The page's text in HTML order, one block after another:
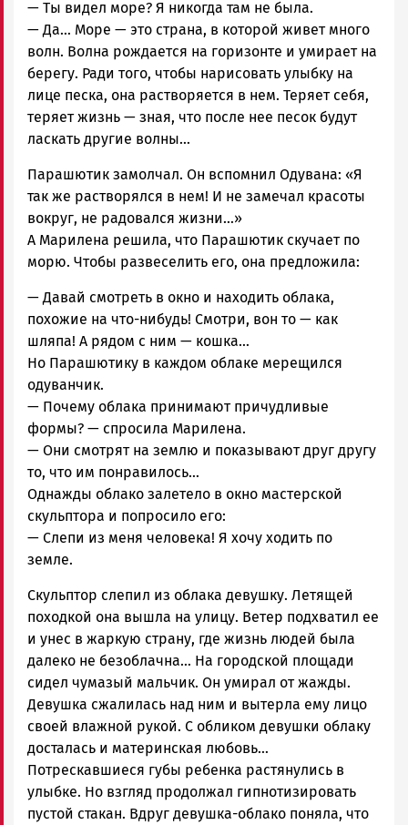
— Ты видел море? Я никогда там не была.
— Да… Море — это страна, в которой живет много
волн. Волна рождается на горизонте и умирает на
берегу. Ради того, чтобы нарисовать улыбку на
лице песка, она растворяется в нем. Теряет себя,
теряет жизнь — зная, что после нее песок будут
ласкать другие волны…
Парашютик замолчал. Он вспомнил Одувана: «Я
так же растворялся в нем! И не замечал красоты
вокруг, не радовался жизни…»
А Марилена решила, что Парашютик скучает по
морю. Чтобы развеселить его, она предложила:
— Давай смотреть в окно и находить облака,
похожие на что-нибудь! Смотри, вон то — как
шляпа! А рядом с ним — кошка…
Но Парашютику в каждом облаке мерещился
одуванчик.
— Почему облака принимают причудливые
формы? — спросила Марилена.
— Они смотрят на землю и показывают друг другу
то, что им понравилось…
Однажды облако залетело в окно мастерской
скульптора и попросило его:
— Слепи из меня человека! Я хочу ходить по
земле.
Скульптор слепил из облака девушку. Летящей
походкой она вышла на улицу. Ветер подхватил ее
и унес в жаркую страну, где жизнь людей была
далеко не безоблачна… На городской площади
сидел чумазый мальчик. Он умирал от жажды.
Девушка сжалилась над ним и вытерла ему лицо
своей влажной рукой. С обликом девушки облаку
досталась и материнская любовь…
Потрескавшиеся губы ребенка растянулись в
улыбке. Но взгляд продолжал гипнотизировать
пустой стакан. Вдруг девушка-облако поняла, что